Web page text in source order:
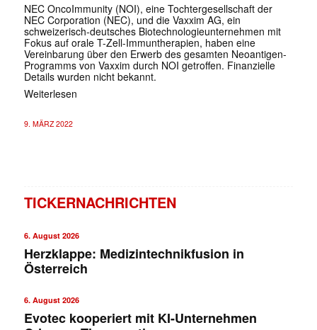
NEC OncoImmunity (NOI), eine Tochtergesellschaft der
NEC Corporation (NEC), und die Vaxxim AG, ein
schweizerisch-deutsches Biotechnologieunternehmen mit
Fokus auf orale T-Zell-Immuntherapien, haben eine
Vereinbarung über den Erwerb des gesamten Neoantigen-
Programms von Vaxxim durch NOI getroffen. Finanzielle
Details wurden nicht bekannt.
Weiterlesen
9. MÄRZ 2022
TICKERNACHRICHTEN
6. August 2026
Herzklappe: Medizintechnikfusion in
Österreich
6. August 2026
Evotec kooperiert mit KI-Unternehmen